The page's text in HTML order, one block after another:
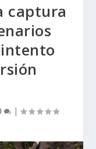
captura
|